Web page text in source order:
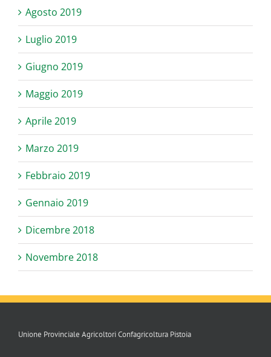
Agosto 2019
Luglio 2019
Giugno 2019
Maggio 2019
Aprile 2019
Marzo 2019
Febbraio 2019
Gennaio 2019
Dicembre 2018
Novembre 2018
Unione Provinciale Agricoltori Confagricoltura Pistoia